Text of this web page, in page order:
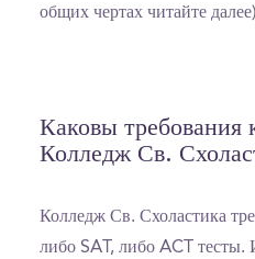
общих чертах читайте
Каковы требования
Колледж Св.
Колледж Св. Схоластика
либо SAT, либо ACT тесты.